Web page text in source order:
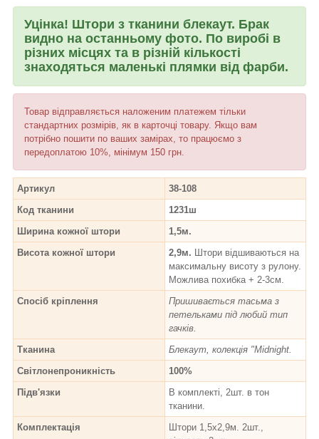
Уцінка! Штори з тканини блекаут. Брак
видно на останньому фото. По виробі в
різних місцях та в різній кількості
знаходяться маленькі плямки від фарби.
Товар відправляється наложеним платежем тільки
стандартних розмірів, як в карточці товару. Якщо вам
потрібно пошити по ваших замірах, то працюємо з
передоплатою 10%, мінімум 150 грн.
Артикул
38-108
Код тканини
1231ш
Ширина кожної штори
1,5м.
Висота кожної штори
2,9м. Штори відшиваються на
максимальну висоту з рулону.
Можлива похибка + 2-3см.
Спосіб кріплення
Пришивається тасьма з
петельками під любий тип
гачків.
Тканина
Блекаут, колекція "Midnight.
Світлонепроникність
100%
Підв'язки
В комплекті, 2шт. в тон
тканини.
Комплектація
Штори 1,5х2,9м. 2шт.,